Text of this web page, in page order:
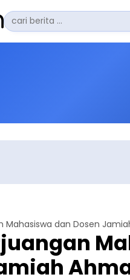
Pencarian
untuk: